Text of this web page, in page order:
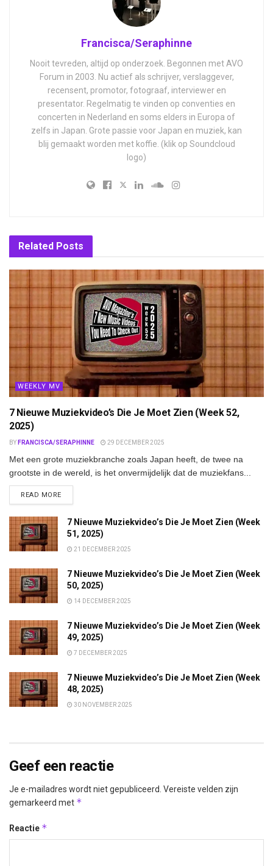
Francisca/Seraphinne
Nooit tevreden, altijd op onderzoek. Begonnen met AVO
Forum in 2003. Nu actief als schrijver, verslaggever,
recensent, promotor, fotograaf, interviewer en
presentator. Regelmatig te vinden op conventies en
concerten in Nederland en soms elders in Europa of
zelfs in Japan. Grote passie voor Japan en muziek, kan
blij gemaakt worden met koffie. (klik op Soundcloud
logo)
Related Posts
WEEKLY MV
7 Nieuwe Muziekvideo’s Die Je Moet Zien (Week 52,
2025)
BY FRANCISCA/SERAPHINNE 29 DECEMBER 2025
Met een grote muziekbranche zoals Japan heeft, de twee na
grootste in de wereld, is het onvermijdelijk dat de muziekfans...
READ MOREDETAILS
7 Nieuwe Muziekvideo’s Die Je Moet Zien (Week
51, 2025)
21 DECEMBER 2025
7 Nieuwe Muziekvideo’s Die Je Moet Zien (Week
50, 2025)
14 DECEMBER 2025
7 Nieuwe Muziekvideo’s Die Je Moet Zien (Week
49, 2025)
7 DECEMBER 2025
7 Nieuwe Muziekvideo’s Die Je Moet Zien (Week
48, 2025)
30 NOVEMBER 2025
Geef een reactie
Je e-mailadres wordt niet gepubliceerd. Vereiste velden zijn
gemarkeerd met *
Reactie *